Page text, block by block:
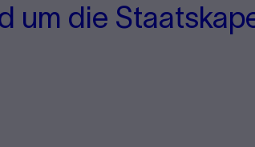
um die